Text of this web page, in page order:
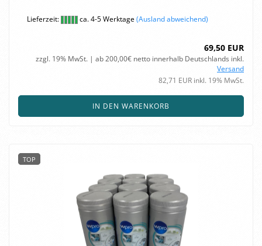
Lieferzeit: ca. 4-5 Werktage(Ausland abweichend)
69,50 EUR
zzgl. 19% MwSt. | ab 200,00€ netto innerhalb Deutschlands inkl.
Versand
82,71 EUR inkl. 19% MwSt.
IN DEN WARENKORB
TOP
TOP